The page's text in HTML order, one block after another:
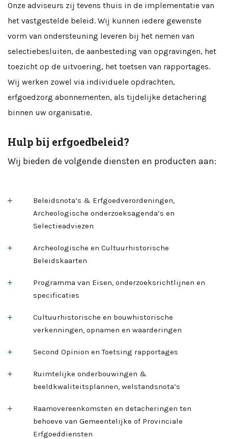
Onze adviseurs zij tevens thuis in de implementatie van
het vastgestelde beleid. Wij kunnen iedere gewenste
vorm van ondersteuning leveren bij het nemen van
selectiebesluiten, de aanbesteding van opgravingen, het
toezicht op de uitvoering, het toetsen van rapportages.
Wij werken zowel via individuele opdrachten,
erfgoedzorg abonnementen, als tijdelijke detachering
binnen uw organisatie.
Hulp bij erfgoedbeleid?
Wij bieden de volgende diensten en producten aan:
Beleidsnota’s & Erfgoedverordeningen,
Archeologische onderzoeksagenda’s en
Selectieadviezen
Archeologische en Cultuurhistorische
Beleidskaarten
Programma van Eisen, onderzoeksrichtlijnen en
specificaties
Cultuurhistorische en bouwhistorische
verkenningen, opnamen en waarderingen
Second Opinion en Toetsing rapportages
Ruimtelijke onderbouwingen &
beeldkwaliteitsplannen, welstandsnota’s
Raamovereenkomsten en detacheringen ten
behoeve van Gemeentelijke of Provinciale
Erfgoeddiensten